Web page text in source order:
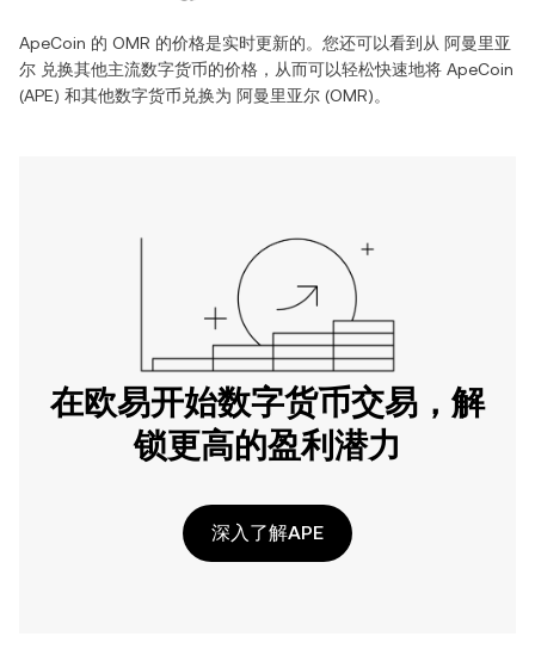
ApeCoin 的 OMR 的价格是实时更新的。您还可以看到从 阿曼里亚
尔 兑换其他主流数字货币的价格，从而可以轻松快速地将 ApeCoin
(APE) 和其他数字货币兑换为 阿曼里亚尔 (OMR)。
在欧易开始数字货币交易，解
锁更高的盈利潜力
深入了解APE